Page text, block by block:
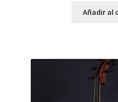
Añadir al